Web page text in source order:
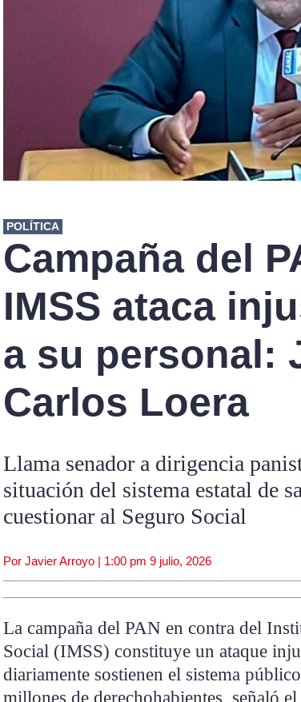
POLÍTICA
Campaña del
IMSS ataca
a su personal:
Carlos Loera
Llama senador a dirigencia
situación del sistema estatal de
cuestionar al Seguro Social
Por Javier Arroyo | 1:00 pm 9 julio, 2026
La campaña del PAN en contra del
Social (IMSS) constituye un ataque
diariamente sostienen el sistema
millones de derechohabientes, señaló